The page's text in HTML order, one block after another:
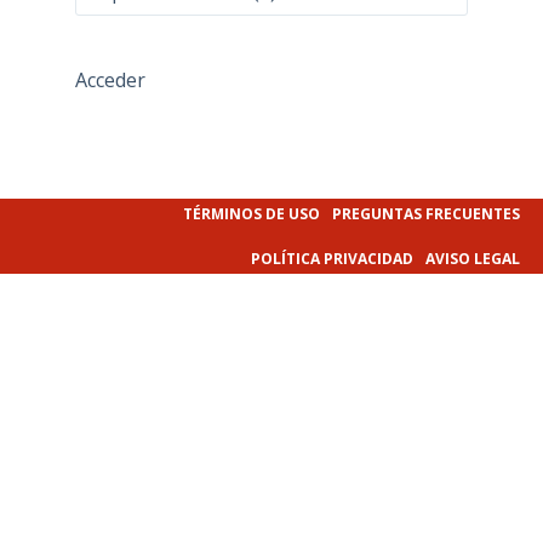
Acceder
TÉRMINOS DE USO PREGUNTAS FRECUENTES
POLÍTICA PRIVACIDAD AVISO LEGAL